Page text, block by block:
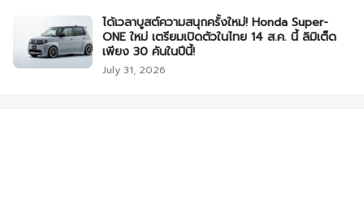
ได้เวลาบูสต์ความสนุกครั้งใหม่! Honda Super-
ONE ใหม่ เตรียมเปิดตัวในไทย 14 ส.ค. นี้ ลิมิเต็ด
เพียง 30 คันในปีนี้!
July 31, 2026